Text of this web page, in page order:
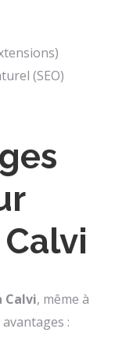
(SEO)
Calvi, même à
: